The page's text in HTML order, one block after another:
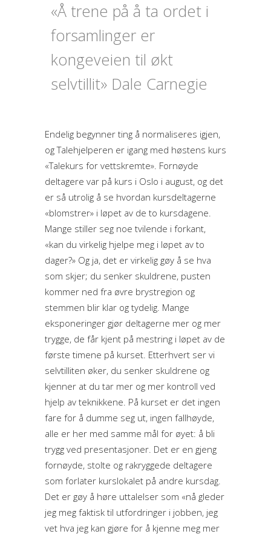
«Å trene på å ta ordet i
forsamlinger er
kongeveien til økt
selvtillit» Dale Carnegie
Endelig begynner ting å normaliseres igjen,
og Talehjelperen er igang med høstens kurs
«Talekurs for vettskremte». Fornøyde
deltagere var på kurs i Oslo i august, og det
er så utrolig å se hvordan kursdeltagerne
«blomstrer» i løpet av de to kursdagene.
Mange stiller seg noe tvilende i forkant,
«kan du virkelig hjelpe meg i løpet av to
dager?» Og ja, det er virkelig gøy å se hva
som skjer; du senker skuldrene, pusten
kommer ned fra øvre brystregion og
stemmen blir klar og tydelig. Mange
eksponeringer gjør deltagerne mer og mer
trygge, de får kjent på mestring i løpet av de
første timene på kurset. Etterhvert ser vi
selvtilliten øker, du senker skuldrene og
kjenner at du tar mer og mer kontroll ved
hjelp av teknikkene. På kurset er det ingen
fare for å dumme seg ut, ingen fallhøyde,
alle er her med samme mål for øyet: å bli
trygg ved presentasjoner. Det er en gjeng
fornøyde, stolte og rakryggede deltagere
som forlater kurslokalet på andre kursdag.
Det er gøy å høre uttalelser som «nå gleder
jeg meg faktisk til utfordringer i jobben, jeg
vet hva jeg kan gjøre for å kjenne meg mer